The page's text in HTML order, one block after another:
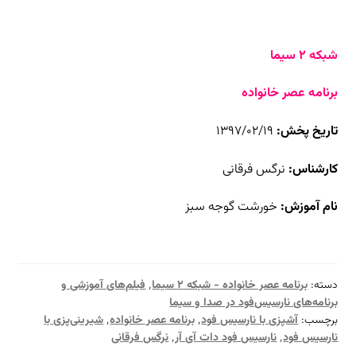
شبکه ۲ سیما
برنامه عصر خانواده
تاریخ پخش:
کارشناس: نرگس فرقانی
نام آموزش: خورشت گوجه سبز
دسته:برنامه عصر خانواده - شبکه ۲ سیما ٬فیلم‌های آموزشی و
برنامه‌های نارسیس‌فود در صدا و سیما
برچسب:آشپزی با نارسیس فود٬برنامه عصر خانواده٬شیرینی‌پزی با
نارسیس فود٬نارسیس فود دات آی آر٬نرگس فرقانی